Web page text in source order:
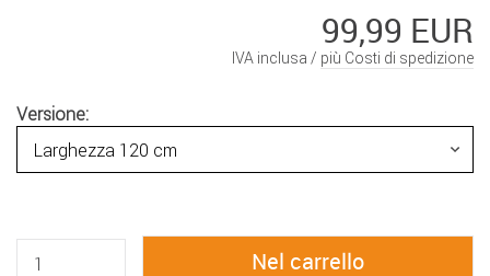
99,99 EUR
IVA inclusa / più Costi di spedizione
Versione: